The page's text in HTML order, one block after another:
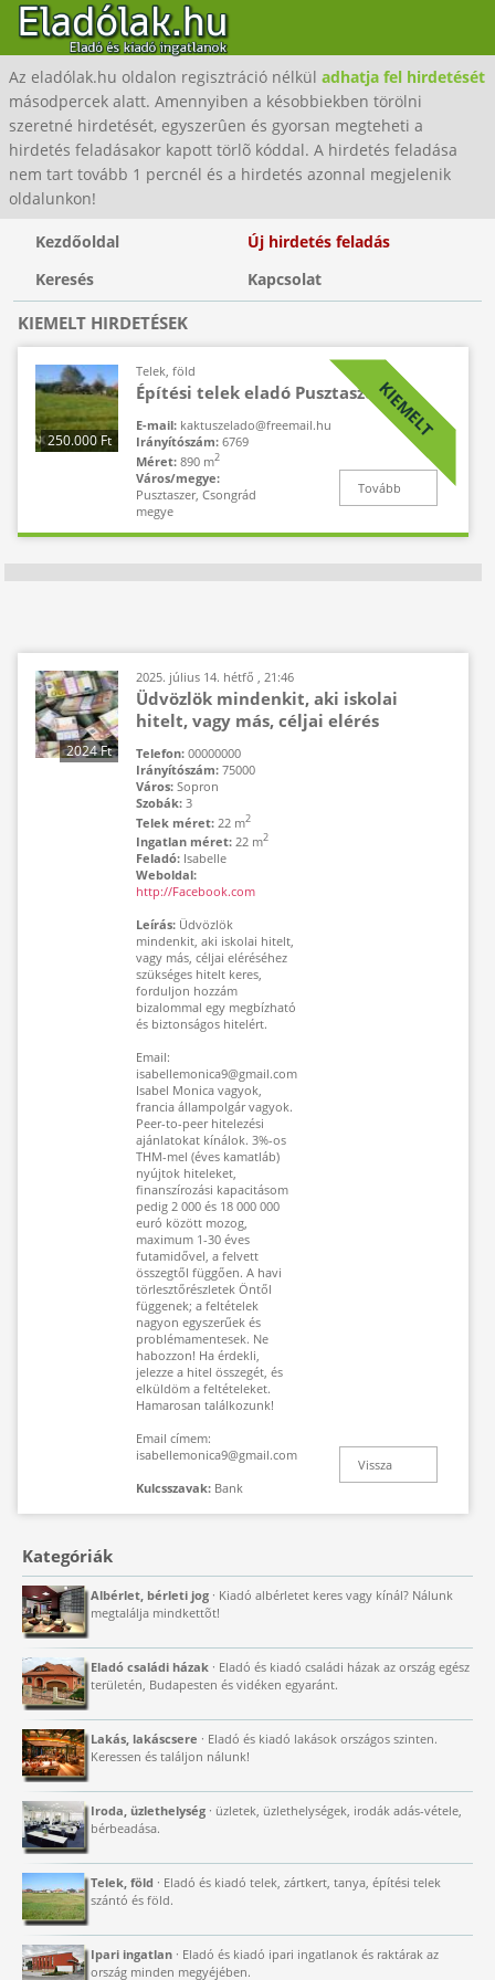
Az eladólak.hu oldalon regisztráció nélkül adhatja fel hirdetését
másodpercek alatt. Amennyiben a késobbiekben törölni
szeretné hirdetését, egyszerûen és gyorsan megteheti a
hirdetés feladásakor kapott törlõ kóddal. A hirdetés feladása
nem tart tovább 1 percnél és a hirdetés azonnal megjelenik
oldalunkon!
Kezdőoldal
Új hirdetés feladás
Keresés
Kapcsolat
KIEMELT HIRDETÉSEK
250.000 Ft KIEMELT
Telek, föld
Építési telek eladó Pusztaszeren
E-mail: kaktuszelado@freemail.hu
Irányítószám: 6769
Méret: 890 m2
Város/megye:
Pusztaszer, Csongrád
megye
Tovább
2024 Ft
2025. július 14. hétfő , 21:46
Üdvözlök mindenkit, aki iskolai
hitelt, vagy más, céljai elérés
Telefon: 00000000
Irányítószám: 75000
Város: Sopron
Szobák: 3
Telek méret: 22 m2
Ingatlan méret: 22 m2
Feladó: Isabelle
Weboldal:
http://Facebook.com
Leírás: Üdvözlök
mindenkit, aki iskolai hitelt,
vagy más, céljai eléréséhez
szükséges hitelt keres,
forduljon hozzám
bizalommal egy megbízható
és biztonságos hitelért.
Email:
isabellemonica9@gmail.com
Isabel Monica vagyok,
francia állampolgár vagyok.
Peer-to-peer hitelezési
ajánlatokat kínálok. 3%-os
THM-mel (éves kamatláb)
nyújtok hiteleket,
finanszírozási kapacitásom
pedig 2 000 és 18 000 000
euró között mozog,
maximum 1-30 éves
futamidővel, a felvett
összegtől függően. A havi
törlesztőrészletek Öntől
függenek; a feltételek
nagyon egyszerűek és
problémamentesek. Ne
habozzon! Ha érdekli,
jelezze a hitel összegét, és
elküldöm a feltételeket.
Hamarosan találkozunk!
Email címem:
isabellemonica9@gmail.com
Kulcsszavak: Bank
Vissza
Kategóriák
Albérlet, bérleti jog · Kiadó albérletet keres vagy kínál? Nálunk
megtalálja mindkettõt!
Eladó családi házak · Eladó és kiadó családi házak az ország egész
területén, Budapesten és vidéken egyaránt.
Lakás, lakáscsere · Eladó és kiadó lakások országos szinten.
Keressen és találjon nálunk!
Iroda, üzlethelység · üzletek, üzlethelységek, irodák adás-vétele,
bérbeadása.
Telek, föld · Eladó és kiadó telek, zártkert, tanya, építési telek
szántó és föld.
Ipari ingatlan · Eladó és kiadó ipari ingatlanok és raktárak az
ország minden megyéjében.